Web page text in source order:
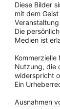
Diese Bilder
mit dem
Die
Medien ist
Nutzung, die
widerspricht
Ein
Ausnahmen